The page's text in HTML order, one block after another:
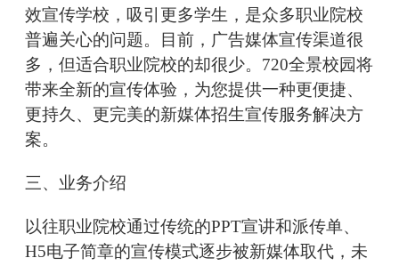
效宣传学校，吸引更多学生，是众多职业院校
普遍关心的问题。目前，广告媒体宣传渠道很
多，但适合职业院校的却很少。720全景校园将
带来全新的宣传体验，为您提供一种更便捷、
更持久、更完美的新媒体招生宣传服务解决方
案。
三、业务介绍
以往职业院校通过传统的PPT宣讲和派传单、
H5电子简章的宣传模式逐步被新媒体取代，未